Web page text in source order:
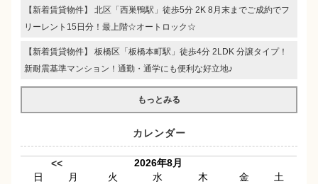
【新着賃貸物件】 北区「西巣鴨駅」徒歩5分 2K 8月末までご成約でフ
リーレント15日分！最上階☆オートロック☆
【新着賃貸物件】 板橋区「板橋本町駅」徒歩4分 2LDK 分譲タイプ！
新耐震基準マンション！通勤・通学にも便利な好立地♪
もっとみる
カレンダー
<<
2026年8月
日
月 火 水 木 金
土